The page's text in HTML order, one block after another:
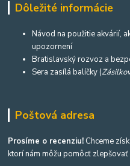
Dôležité informácie
Návod na použitie akvárií,
upozornení
Bratislavský rozvoz a
Sera zasílá balíčky (
Poštová adresa
Prosíme o recenziu! Chceme
ktorí nám môžu pomôcť zlepšovať